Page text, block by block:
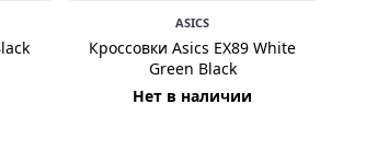
ASICS
Кроссовки Asics EX89 White
Green Black
Нет в наличии